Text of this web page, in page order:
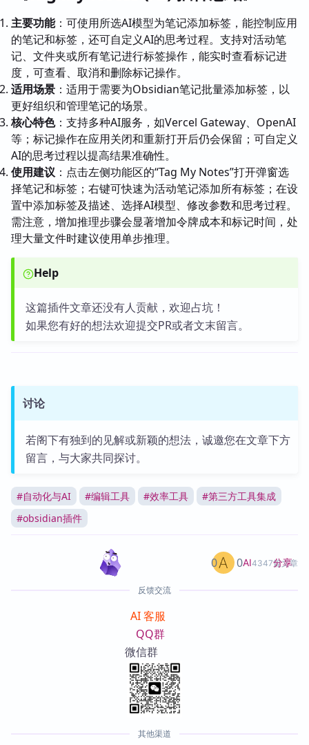
主要功能：可使用所选AI模型为笔记添加标签，能控制应用
的笔记和标签，还可自定义AI的思考过程。支持对活动笔
记、文件夹或所有笔记进行标签操作，能实时查看标记进
度，可查看、取消和删除标记操作。
适用场景 ：适用于需要为Obsidian笔记批量添加标签，以
更好组织和管理笔记的场景。
核心特色：支持多种AI服务，如Vercel Gateway、OpenAI
等；标记操作在应用关闭和重新打开后仍会保留；可自定义
AI的思考过程以提高结果准确性。
使用建议 ：点击左侧功能区的“Tag My Notes”打开弹窗选
择笔记和标签；右键可快速为活动笔记添加所有标签；在设
置中添加标签及描述、选择AI模型、修改参数和思考过程。
需注意，增加推理步骤会显著增加令牌成本和标记时间，处
理大量文件时建议使用单步推理。
Help
这篇插件文章还没有人贡献，欢迎占坑！
如果您有好的想法欢迎提交PR或者文末留言。
讨论
若阁下有独到的见解或新颖的想法，诚邀您在文章下方
留言，与大家共同探讨。
#自动化与AI #编辑工具 #效率工具 #第三方工具集成
#obsidian插件
AI4347篇文章
0 0 分享
反馈交流
AI 客服
QQ群
微信群
其他渠道